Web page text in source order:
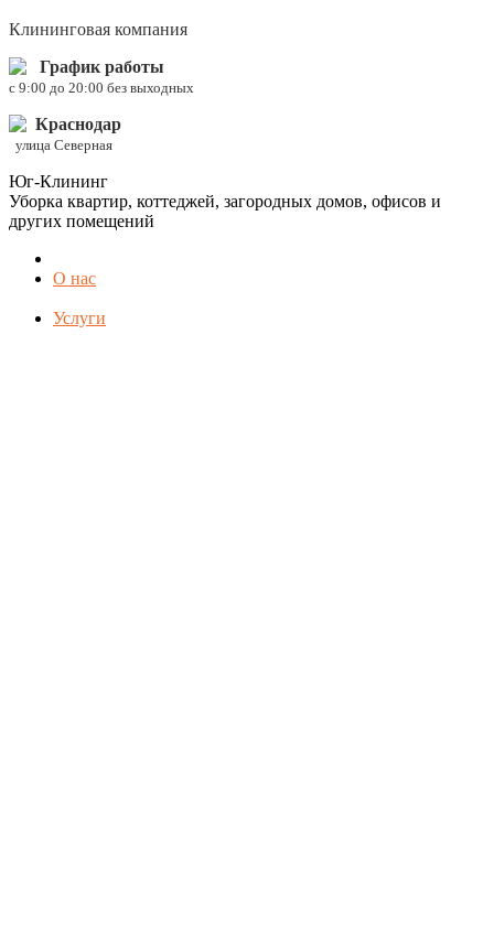
Клининговая компания
График работы
c 9:00 до 20:00 без выходных
Краснодар
улица Северная
Юг-Клининг
Уборка квартир, коттеджей, загородных домов, офисов и
других помещений
О нас
Услуги